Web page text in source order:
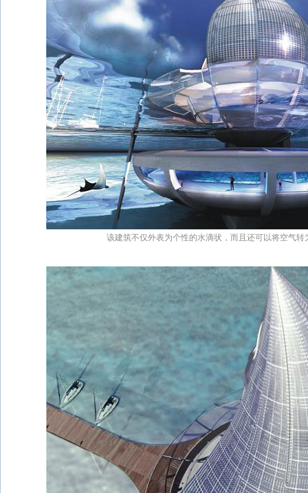
该建筑不仅外表为个性的水滴状，而且还可以将空气转